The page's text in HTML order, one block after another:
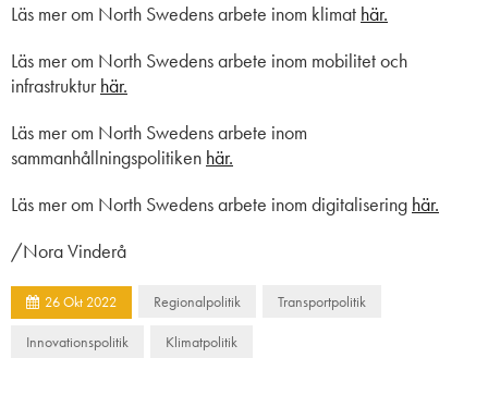
Läs mer om North Swedens arbete inom klimat här.
Läs mer om North Swedens arbete inom mobilitet och
infrastrukturhär.
Läs mer om North Swedens arbete inom
sammanhållningspolitiken här.
Läs mer om North Swedens arbete inom digitalisering här.
/Nora Vinderå
26Okt 2022 Regionalpolitik Transportpolitik
Innovationspolitik Klimatpolitik